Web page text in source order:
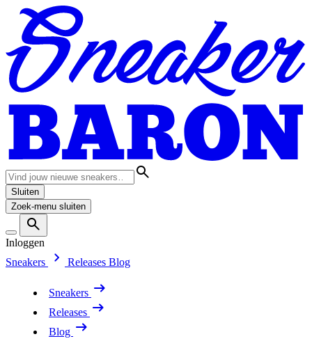
Sluiten
Zoek-menu sluiten
Inloggen
Sneakers
Releases Blog
Sneakers
Releases
Blog